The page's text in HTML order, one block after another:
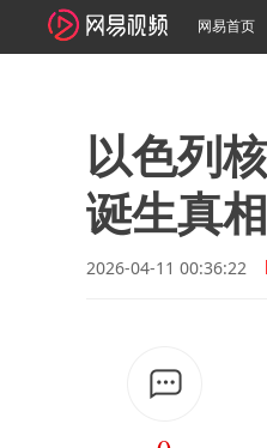
网易首页
以色列
诞生真相
2026-04-11 00:36:22